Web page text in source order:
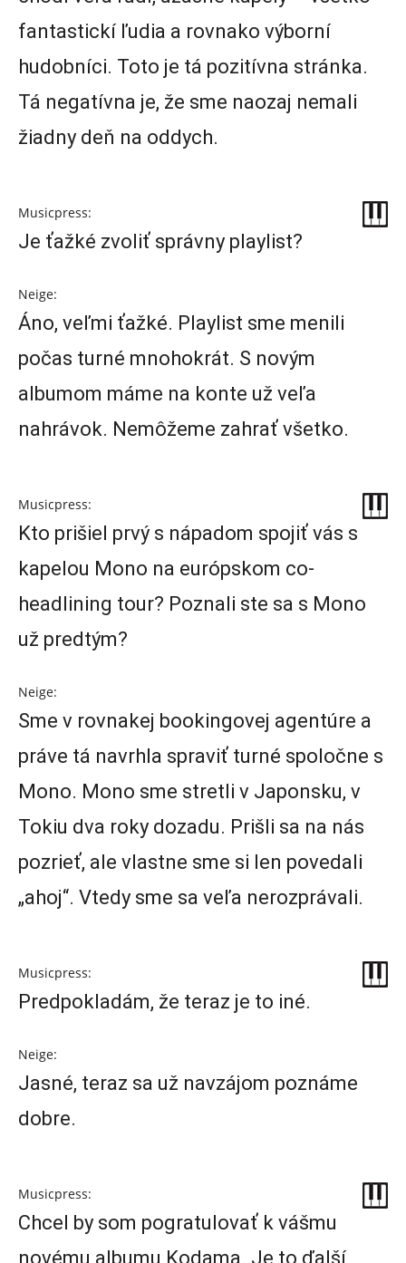
fantastickí ľudia a rovnako výborní
hudobníci. Toto je tá pozitívna stránka.
Tá negatívna je, že sme naozaj nemali
žiadny deň na oddych.
Musicpress:
Je ťažké zvoliť správny playlist?
Neige:
Áno, veľmi ťažké. Playlist sme menili
počas turné mnohokrát. S novým
albumom máme na konte už veľa
nahrávok. Nemôžeme zahrať všetko.
Musicpress:
Kto prišiel prvý s nápadom spojiť vás s
kapelou Mono na európskom co-
headlining tour? Poznali ste sa s Mono
už predtým?
Neige:
Sme v rovnakej bookingovej agentúre a
práve tá navrhla spraviť turné spoločne s
Mono. Mono sme stretli v Japonsku, v
Tokiu dva roky dozadu. Prišli sa na nás
pozrieť, ale vlastne sme si len povedali
„ahoj“. Vtedy sme sa veľa nerozprávali.
Musicpress:
Predpokladám, že teraz je to iné.
Neige:
Jasné, teraz sa už navzájom poznáme
dobre.
Musicpress:
Chcel by som pogratulovať k vášmu
novému albumu Kodama. Je to ďalší